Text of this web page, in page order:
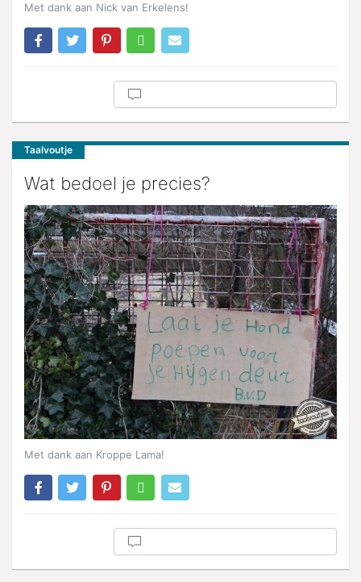
Met dank aan Nick van Erkelens!
Taalvoutje
Wat bedoel je precies?
Met dank aan Kroppe Lama!